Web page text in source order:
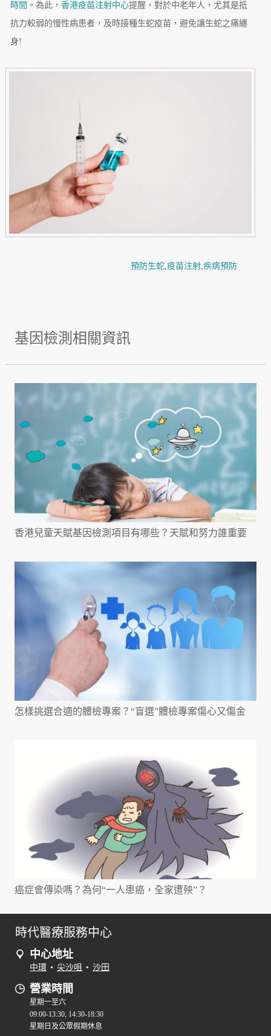
時間 。為此， 香港疫苗注射中心提醒，對於中老年人，尤其是抵
抗力較弱的慢性病患者，及時接種生蛇疫苗，避免讓生蛇之痛纏
身!
預防生蛇, 疫苗注射, 疾病預防
基因檢測相關資訊
香港兒童天賦基因檢測項目有哪些？天賦和努力誰重要
怎樣挑選合適的體檢專案？“盲選”體檢專案傷心又傷金
癌症會傳染嗎？為何“一人患癌，全家遭殃”？
時代醫療服務中心
中心地址
中環 • 尖沙咀 • 沙田
營業時間
星期一至六
09:00-13:30, 14:30-18:30
星期日及公眾假期休息